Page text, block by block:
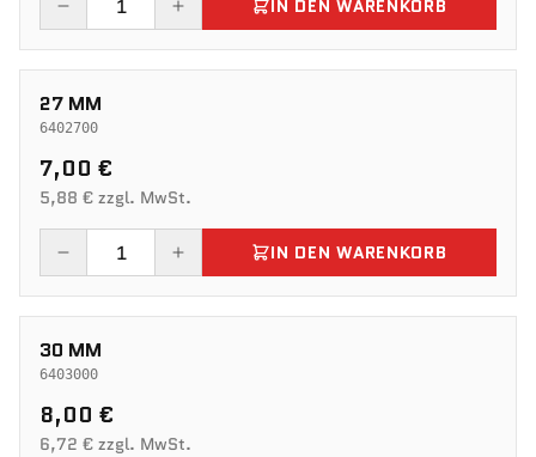
IN DEN WARENKORB
27 MM
6402700
7,00 €
5,88 € zzgl. MwSt.
IN DEN WARENKORB
30 MM
6403000
8,00 €
6,72 € zzgl. MwSt.